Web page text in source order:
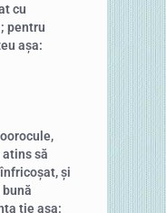
cu
pentru
așa:
să
și
ție așa: